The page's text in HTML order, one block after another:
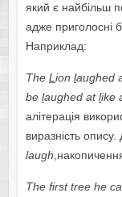
який є найбільш
адже приголосні
Наприклад:
The Lion laughed
be laughed at like
алітерація
виразність
laugh
The first tree he